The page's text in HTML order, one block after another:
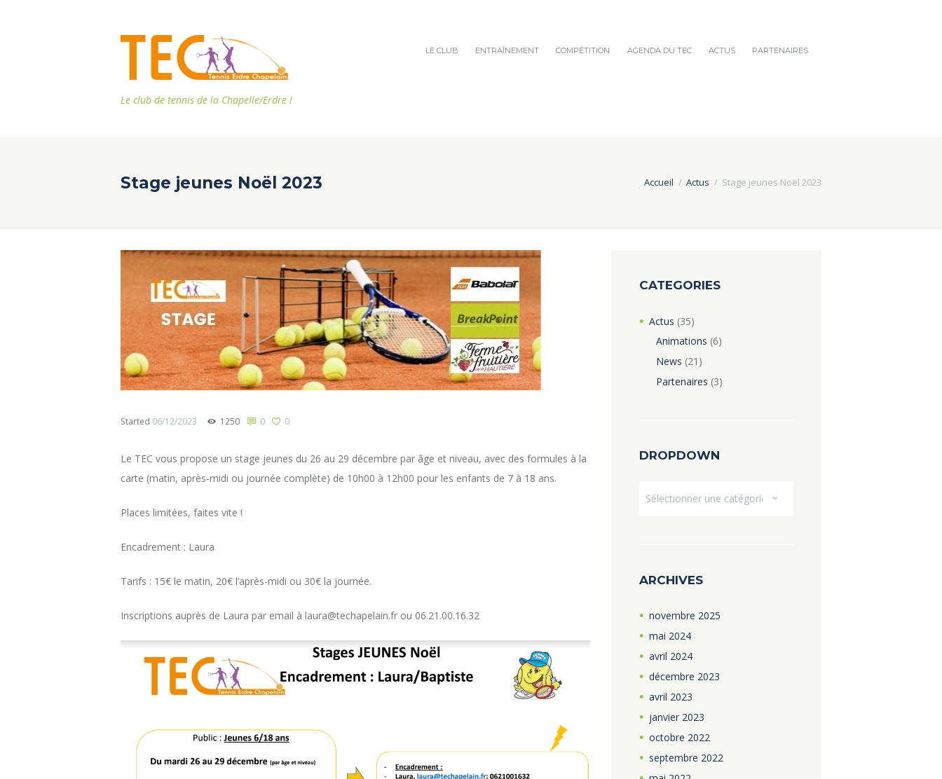
Le club de tennis de la Chapelle/Erdre !
LE CLUB ENTRAÎNEMENT COMPÉTITION AGENDA DU TEC ACTUS PARTENAIRES
Stage jeunes Noël 2023 Accueil Actus Stage jeunes Noël 2023
Started 06/12/2023 1250 0 0
Le TEC vous propose un stage jeunes du 26 au 29 décembre par âge et niveau, avec des formules à la
carte (matin, après-midi ou journée complète) de 10h00 à 12h00 pour les enfants de 7 à 18 ans.
Places limitées, faites vite !
Encadrement : Laura
Tarifs : 15€ le matin, 20€ l’après-midi ou 30€ la journée.
Inscriptions auprès de Laura par email à laura@techapelain.fr ou 06.21.00.16.32
CATEGORIES
Actus (35)
Animations (6)
News (21)
Partenaires (3)
DROPDOWN
ARCHIVES
novembre 2025
mai 2024
avril 2024
décembre 2023
avril 2023
janvier 2023
octobre 2022
septembre 2022